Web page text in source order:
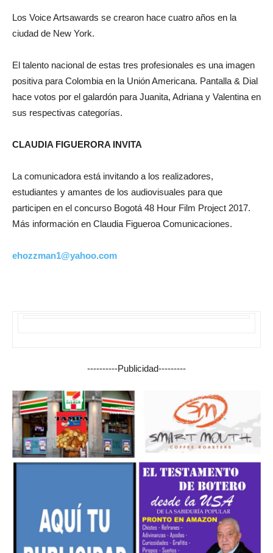
Los Voice Artsawards se crearon hace cuatro años en la
ciudad de New York.
El talento nacional de estas tres profesionales es una imagen
positiva para Colombia en la Unión Americana. Pantalla & Dial
hace votos por el galardón para Juanita, Adriana y Valentina en
sus respectivas categorías.
CLAUDIA FIGUERORA INVITA
La comunicadora está invitando a los realizadores,
estudiantes y amantes de los audiovisuales para que
participen en el concurso Bogotá 48 Hour Film Project 2017.
Más información en Claudia Figueroa Comunicaciones.
ehozzman1@yahoo.com
----------Publicidad---------